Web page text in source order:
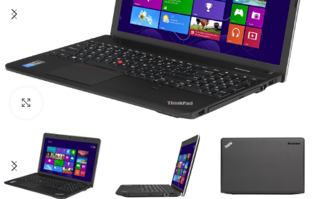
Click to enlarge